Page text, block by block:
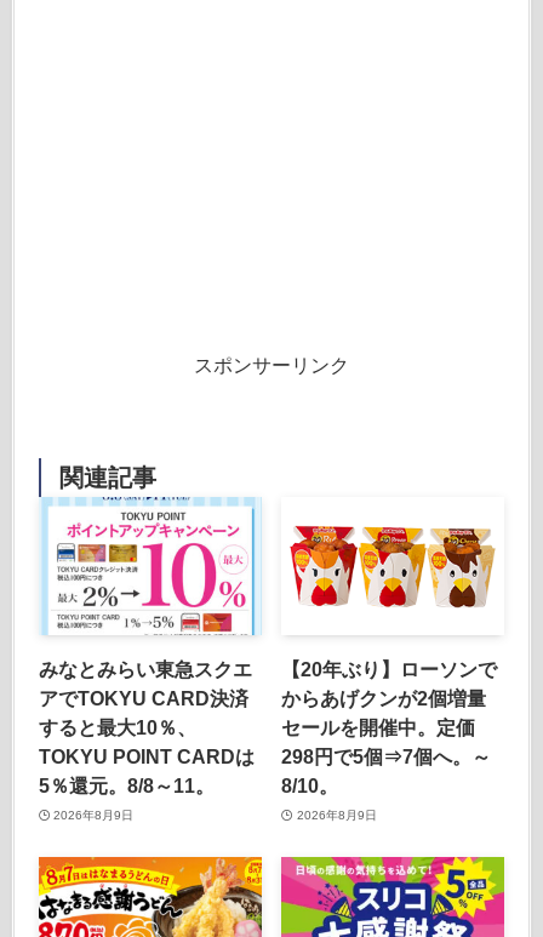
スポンサーリンク
関連記事
みなとみらい東急スクエ
アでTOKYU CARD決済
すると最大10％、
TOKYU POINT CARDは
5％還元。8/8～11。
2026年8月9日
【20年ぶり】ローソンで
からあげクンが2個増量
セールを開催中。定価
298円で5個⇒7個へ。～
8/10。
2026年8月9日